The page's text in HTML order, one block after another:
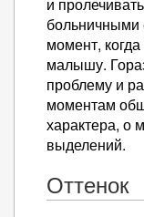
больничными
момент,
малышу.
проблему и
моментам
характера, о
выделений.
Оттенок